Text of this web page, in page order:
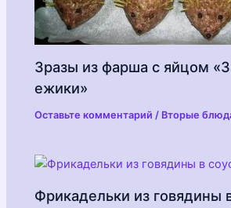
Зразы из фарша с яйцом
ежики»
Оставьте комментарий / Вторые
Фрикадельки из говядины